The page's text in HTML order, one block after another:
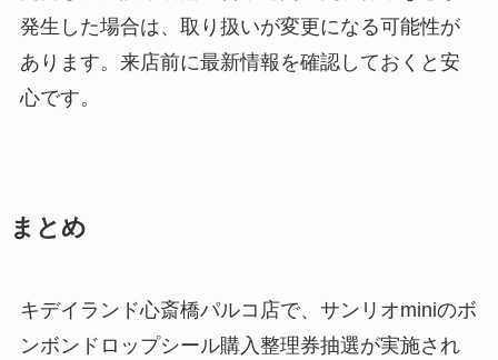
発生した場合は、取り扱いが変更になる可能性が
あります。来店前に最新情報を確認しておくと安
心です。
まとめ
キデイランド心斎橋パルコ店で、サンリオminiのボ
ンボンドロップシール購入整理券抽選が実施され